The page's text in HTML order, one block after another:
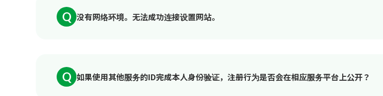
Q 没有网络环境。无法成功连接设置网站。
Q 如果使用其他服务的ID完成本人身份验证，注册行为是否会在相应服务平台上公开？